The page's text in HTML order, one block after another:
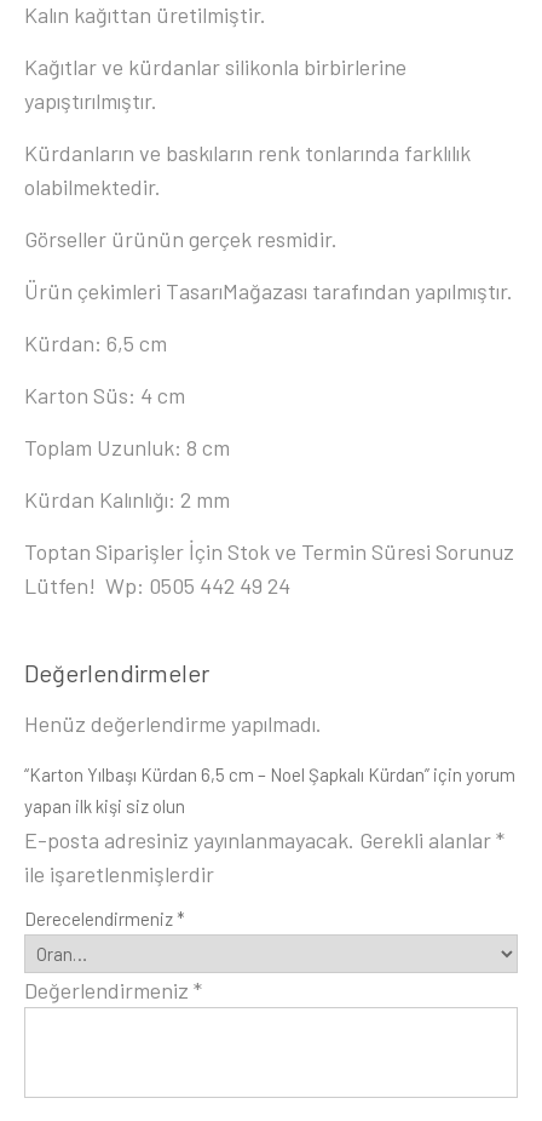
Kalın kağıttan üretilmiştir.
Kağıtlar ve kürdanlar silikonla birbirlerine
yapıştırılmıştır.
Kürdanların ve baskıların renk tonlarında farklılık
olabilmektedir.
Görseller ürünün gerçek resmidir.
Ürün çekimleri TasarıMağazası tarafından yapılmıştır.
Kürdan: 6,5 cm
Karton Süs: 4 cm
Toplam Uzunluk: 8 cm
Kürdan Kalınlığı: 2 mm
Toptan Siparişler İçin Stok ve Termin Süresi Sorunuz
Lütfen! Wp: 0505 442 49 24
Değerlendirmeler
Henüz değerlendirme yapılmadı.
“Karton Yılbaşı Kürdan 6,5 cm – Noel Şapkalı Kürdan” için yorum
yapan ilk kişi siz olun
E-posta adresiniz yayınlanmayacak. Gerekli alanlar*
ile işaretlenmişlerdir
Derecelendirmeniz *
Değerlendirmeniz *